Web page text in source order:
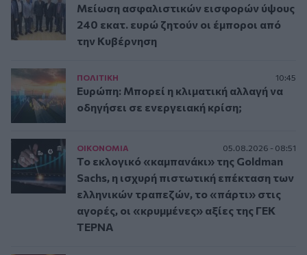
Μείωση ασφαλιστικών εισφορών ύψους
240 εκατ. ευρώ ζητούν οι έμποροι από
την Κυβέρνηση
ΠΟΛΙΤΙΚΗ 10:45
Ευρώπη: Μπορεί η κλιματική αλλαγή να
οδηγήσει σε ενεργειακή κρίση;
ΟΙΚΟΝΟΜΙΑ 05.08.2026 - 08:51
Το εκλογικό «καμπανάκι» της Goldman
Sachs, η ισχυρή πιστωτική επέκταση των
ελληνικών τραπεζών, το «πάρτι» στις
αγορές, οι «κρυμμένες» αξίες της ΓΕΚ
ΤΕΡΝΑ